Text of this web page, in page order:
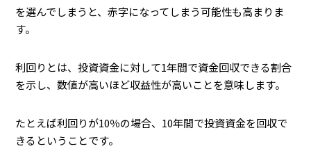
を選んでしまうと、赤字になってしまう可能性も高まりま
す。
利回りとは、投資資金に対して1年間で資金回収できる割合
を示し、数値が高いほど収益性が高いことを意味します。
たとえば利回りが10％の場合、10年間で投資資金を回収で
きるということです。